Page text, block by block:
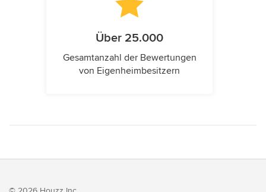
Über 25.000
Gesamtanzahl der Bewertungen
von Eigenheimbesitzern